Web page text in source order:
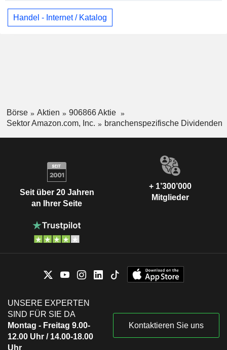
Handel - Internet / Katalog
Börse Aktien
906866 Aktie
Sektor Amazon.com, Inc.
branchenspezifische Dividenden
Seit über 20 Jahren
an Ihrer Seite
+ 1’300’000
Mitglieder
UNSERE EXPERTEN
SIND FÜR SIE DA
Montag - Freitag 9.00-
12.00 Uhr / 14.00-18.00
Uhr
Kontaktieren Sie uns